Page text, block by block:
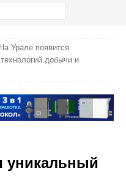
На Урале появится
добычи и
уникальный